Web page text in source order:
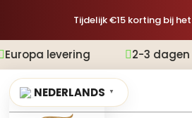
Tijdelijk €15 korting bij
2-3 dagen levertijd
NEDERLANDS ▼